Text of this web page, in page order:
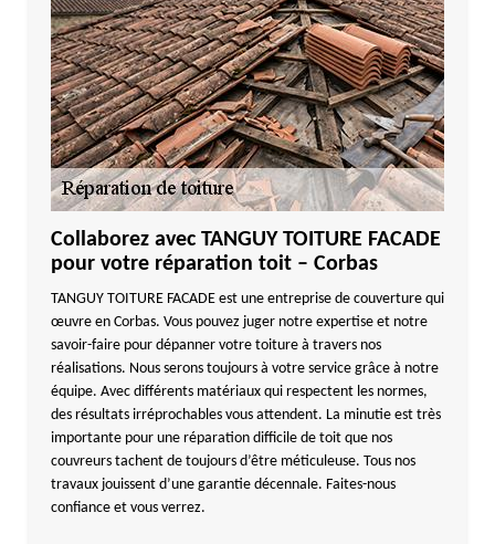
Collaborez avec TANGUY TOITURE FACADE
pour votre réparation toit – Corbas
TANGUY TOITURE FACADE est une entreprise de couverture qui
œuvre en Corbas. Vous pouvez juger notre expertise et notre
savoir-faire pour dépanner votre toiture à travers nos
réalisations. Nous serons toujours à votre service grâce à notre
équipe. Avec différents matériaux qui respectent les normes,
des résultats irréprochables vous attendent. La minutie est très
importante pour une réparation difficile de toit que nos
couvreurs tachent de toujours d’être méticuleuse. Tous nos
travaux jouissent d’une garantie décennale. Faites-nous
confiance et vous verrez.